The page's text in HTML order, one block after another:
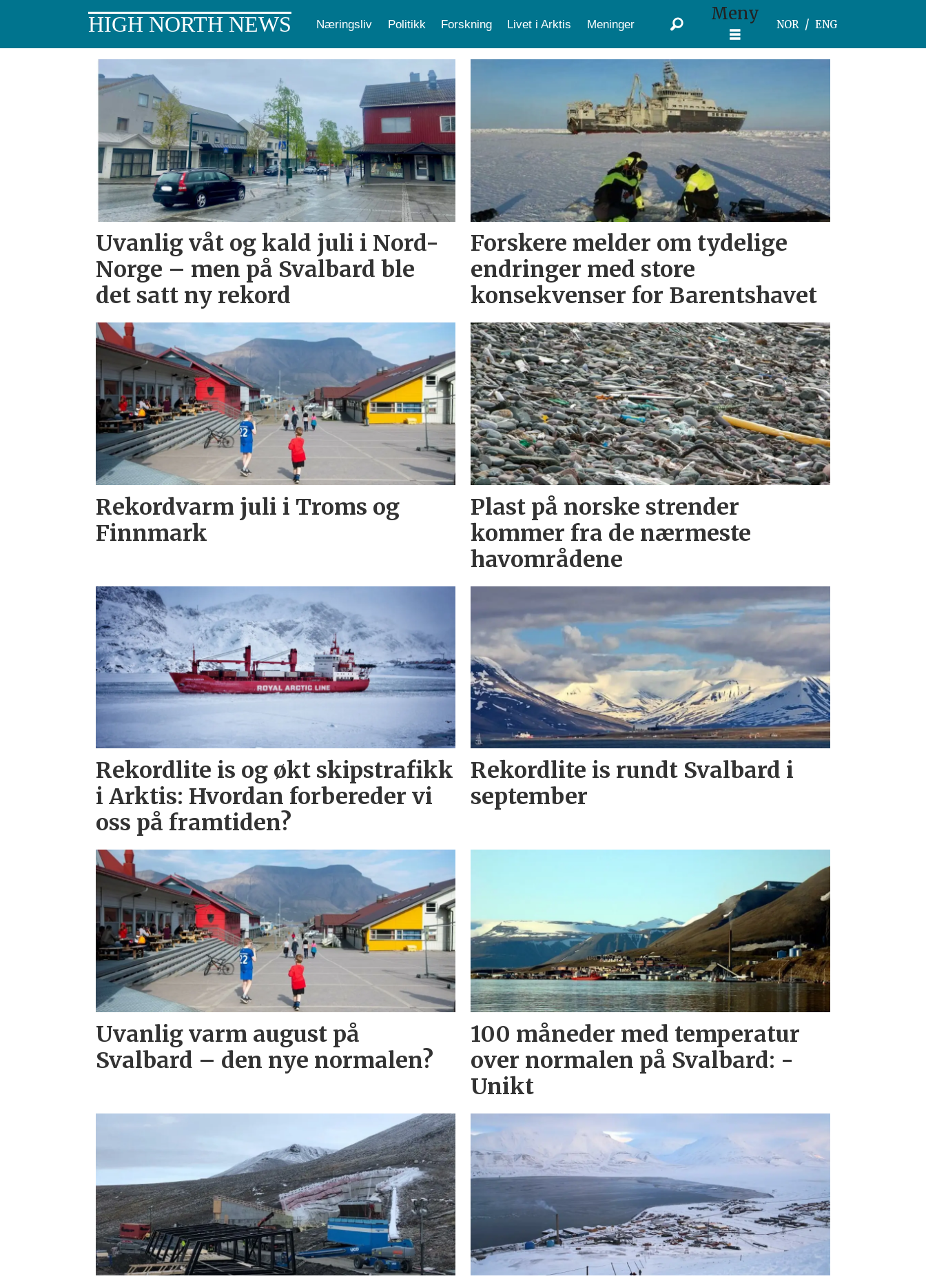
HIGH NORTH NEWS Næringsliv Politikk Forskning Livet i Arktis Meninger Meny
NOR ENG
meteorologisk
institutt
Uvanlig våt og kald juli i Nord-
Norge – men på Svalbard ble
det satt ny rekord
Forskere melder om tydelige
endringer med store
konsekvenser for Barentshavet
Rekordvarm juli i Troms og
Finnmark
Plast på norske strender
kommer fra de nærmeste
havområdene
Rekordlite is og økt skipstrafikk
i Arktis: Hvordan forbereder vi
oss på framtiden?
Rekordlite is rundt Svalbard i
september
Uvanlig varm august på
Svalbard – den nye normalen?
100 måneder med temperatur
over normalen på Svalbard: -
Unikt